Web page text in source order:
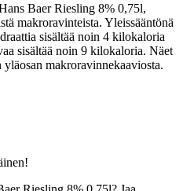
Baer Riesling 8% 0,75l,
makroravinteista. Yleissääntönä
sisältää noin 4 kilokaloria
sisältää noin 9 kilokaloria. Näet
makroravinnekaaviosta.